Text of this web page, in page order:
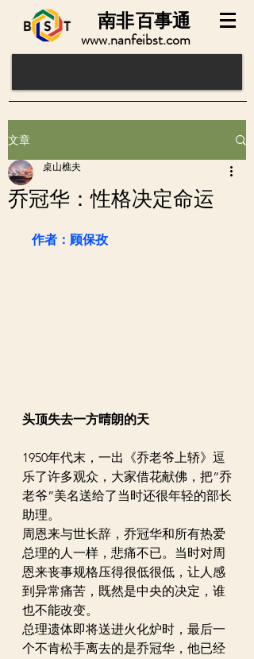
www.nanfeibst.com
百事通
南非
文章
乔冠华：性格决定命运
桌山樵夫
   作者：顾保孜
头顶失去一方晴朗的天
1950年代末，一出《乔老爷上轿》逗
乐了许多观众，大家借花献佛，把“乔
老爷”美名送给了当时还很年轻的部长
助理。
周恩来与世长辞，乔冠华和所有热爱
总理的人一样，悲痛不已。当时对周
恩来丧事规格压得很低很低，让人感
到异常痛苦，既然是中央的决定，谁
也不能改变。
总理遗体即将送进火化炉时，最后一
个不肯松手离去的是乔冠华，他已经